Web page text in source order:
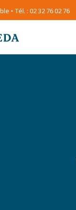
• Tél. : 02 32 76 02 76